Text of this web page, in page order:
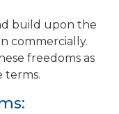
build upon the
commercially.
freedoms as
terms.